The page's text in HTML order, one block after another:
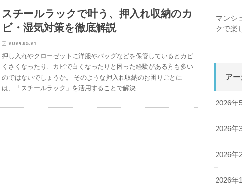
スチールラックで叶う、押入れ収納のカ
ビ・湿気対策を徹底解説
2024.05.21
押し入れやクローゼットに洋服やバッグなどを保管しているとカビ
くさくなったり、カビで白くなったりと困った経験がある方も多い
のではないでしょうか。 そのような押入れ収納のお困りごとに
は、「スチールラック」を活用することで解決…
マンシ
クで楽
アー
2026年
2026年
2026年
2026年